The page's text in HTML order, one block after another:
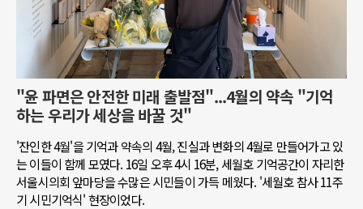
"윤 파면은 안전한 미래 출발점"...4월의 약속 "기억
하는 우리가 세상을 바꿀 것"
'잔인한 4월'을 기억과 약속의 4월, 진실과 변화의 4월로 만들어가고 있
는 이들이 함께 모였다. 16일 오후 4시 16분, 세월호 기억공간이 자리한
서울시의회 앞마당을 수많은 시민들이 가득 메웠다. '세월호 참사 11주
기 시민기억식' 현장이었다.